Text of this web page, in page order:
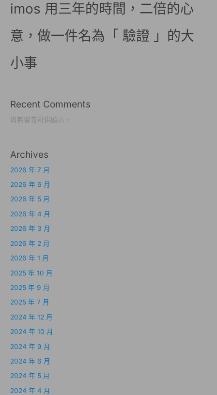
imos 用三年的時間，二倍的心
意，做一件名為「 驗證 」的大
小事
Recent Comments
尚無留言可供顯示。
Archives
2026 年 7 月
2026 年 6 月
2026 年 5 月
2026 年 4 月
2026 年 3 月
2026 年 2 月
2026 年 1 月
2025 年 10 月
2025 年 9 月
2025 年 7 月
2024 年 12 月
2024 年 10 月
2024 年 9 月
2024 年 6 月
2024 年 5 月
2024 年 4 月